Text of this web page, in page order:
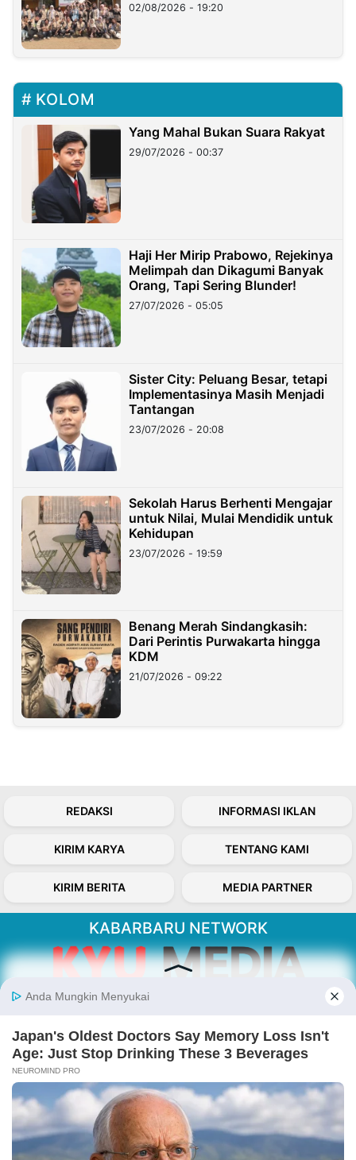
02/08/2026 - 19:20
KOLOM
Yang Mahal Bukan Suara Rakyat
29/07/2026 - 00:37
Haji Her Mirip Prabowo, Rejekinya
Melimpah dan Dikagumi Banyak
Orang, Tapi Sering Blunder!
27/07/2026 - 05:05
Sister City: Peluang Besar, tetapi
Implementasinya Masih Menjadi
Tantangan
23/07/2026 - 20:08
Sekolah Harus Berhenti Mengajar
untuk Nilai, Mulai Mendidik untuk
Kehidupan
23/07/2026 - 19:59
Benang Merah Sindangkasih:
Dari Perintis Purwakarta hingga
KDM
21/07/2026 - 09:22
REDAKSI INFORMASI IKLAN
KIRIM KARYA TENTANG KAMI
KIRIM BERITA MEDIA PARTNER
KABARBARU NETWORK
Kabarbaru.co menyajikan berita aktual dan
inspiratif dari sudut pandang berbaik sangka
Follow Kabarbaru